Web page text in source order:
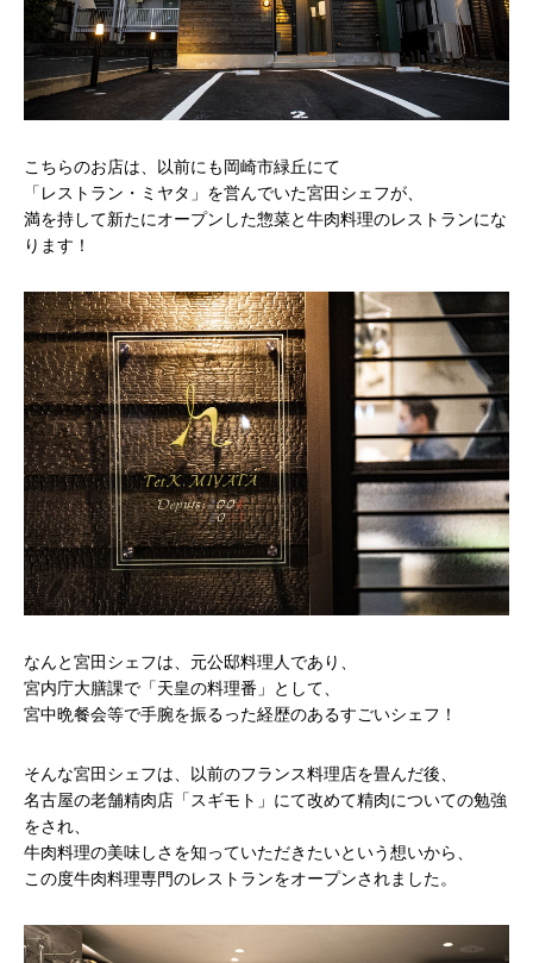
こちらのお店は、以前にも岡崎市緑丘にて
「レストラン・ミヤタ」を営んでいた宮田シェフが、
満を持して新たにオープンした惣菜と牛肉料理のレストランにな
ります！
なんと宮田シェフは、元公邸料理人であり、
宮内庁大膳課で「天皇の料理番」として、
宮中晩餐会等で手腕を振るった経歴のあるすごいシェフ！
そんな宮田シェフは、以前のフランス料理店を畳んだ後、
名古屋の老舗精肉店「スギモト」にて改めて精肉についての勉強
をされ、
牛肉料理の美味しさを知っていただきたいという想いから、
この度牛肉料理専門のレストランをオープンされました。